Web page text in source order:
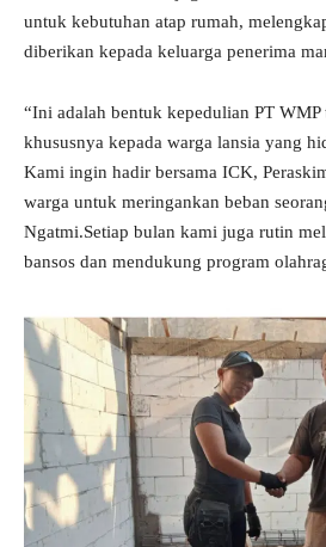
untuk kebutuhan atap rumah,
diberikan kepada keluarga penerima
“Ini adalah bentuk kepedulian PT WMP
khususnya kepada warga lansia yang
Kami ingin hadir bersama ICK,
warga untuk meringankan beban
Ngatmi.Setiap bulan kami juga rutin
bansos dan mendukung program